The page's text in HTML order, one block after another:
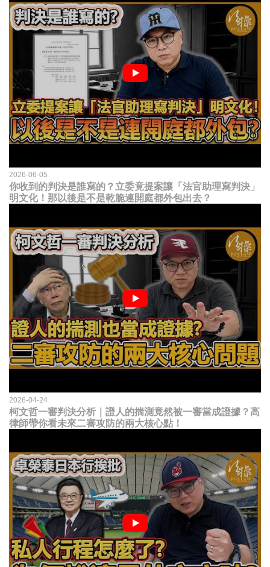
2026-06-05
你收到的判決是誰寫的？立委竟提案讓「法官助理寫判決」
明文化！那以後是不是乾脆連開庭都外包出去？
2026-04-24
柯文哲一審判決分析｜證人的揣測竟然被一審當成證據？高
律師帶你看未來二審攻防的兩大核心點！